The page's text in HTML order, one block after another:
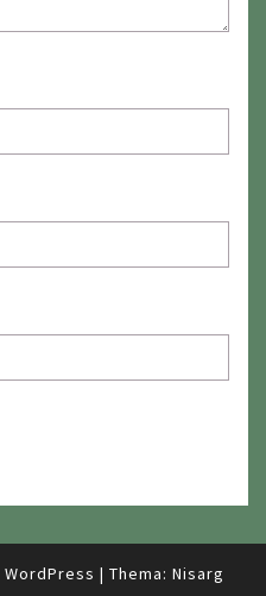
WordPress | Thema: Nisarg